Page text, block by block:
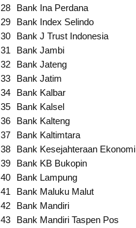
28
Bank Ina Perdana
29
Bank Index Selindo
30
Bank J Trust Indonesia
31
Bank Jambi
32
Bank Jateng
33
Bank Jatim
34
Bank Kalbar
35
Bank Kalsel
36
Bank Kalteng
37
Bank Kaltimtara
38
Bank Kesejahteraan Ekonomi
39
Bank KB Bukopin
40
Bank Lampung
41
Bank Maluku Malut
42
Bank Mandiri
43
Bank Mandiri Taspen Pos